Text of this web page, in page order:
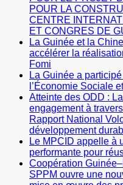
POUR LA
CENTRE
ET CONGRES DE
La Guinée et la
accélérer la
Fomi
La Guinée a
l’Économie Sociale
Atteinte des ODD :
engagement à
Rapport National
développement
Le MPCID appelle à
performante pour
Coopération
SPPM ouvre une